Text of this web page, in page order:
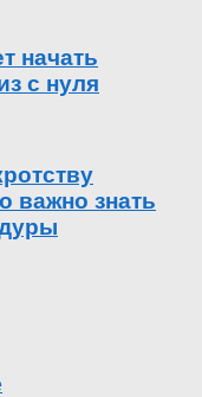
начать
с нуля
важно знать